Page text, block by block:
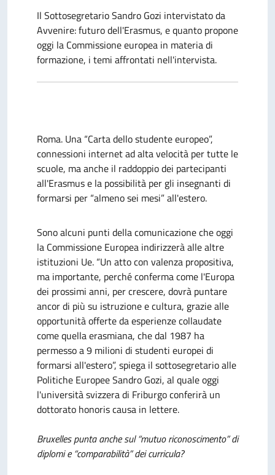
Il Sottosegretario Sandro Gozi intervistato da
Avvenire: futuro dell'Erasmus, e quanto propone
oggi la Commissione europea in materia di
formazione, i temi affrontati nell'intervista.
Roma. Una “Carta dello studente europeo”,
connessioni internet ad alta velocità per tutte le
scuole, ma anche il raddoppio dei partecipanti
all'Erasmus e la possibilità per gli insegnanti di
formarsi per “almeno sei mesi” all'estero.
Sono alcuni punti della comunicazione che oggi
la Commissione Europea indirizzerà alle altre
istituzioni Ue. “Un atto con valenza propositiva,
ma importante, perché conferma come l'Europa
dei prossimi anni, per crescere, dovrà puntare
ancor di più su istruzione e cultura, grazie alle
opportunità offerte da esperienze collaudate
come quella erasmiana, che dal 1987 ha
permesso a 9 milioni di studenti europei di
formarsi all'estero”, spiega il sottosegretario alle
Politiche Europee Sandro Gozi, al quale oggi
l'università svizzera di Friburgo conferirà un
dottorato honoris causa in lettere.
Bruxelles punta anche sul “mutuo riconoscimento” di
diplomi e “comparabilità” dei curricula?